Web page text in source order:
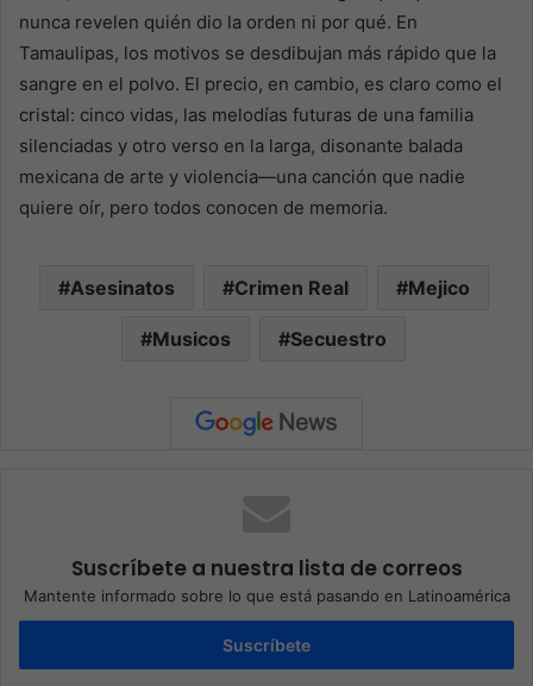
nunca revelen quién dio la orden ni por qué. En
Tamaulipas, los motivos se desdibujan más rápido que la
sangre en el polvo. El precio, en cambio, es claro como el
cristal: cinco vidas, las melodías futuras de una familia
silenciadas y otro verso en la larga, disonante balada
mexicana de arte y violencia—una canción que nadie
quiere oír, pero todos conocen de memoria.
Asesinatos Crimen Real Mejico
Musicos Secuestro
Suscríbete a nuestra lista de correos
Mantente informado sobre lo que está pasando en Latinoamérica
Suscríbete